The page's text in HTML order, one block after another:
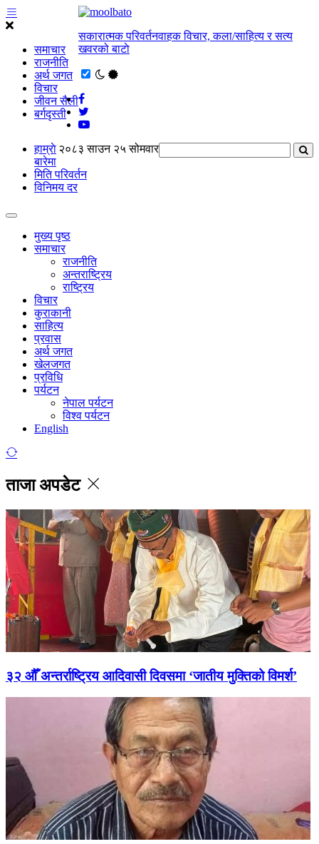
समाचार
राजनीति
अर्थ जगत
विचार
जीवन सैली
बर्गदृस्ती
सकारात्मक परिवर्तनवाहक विचार, कला/साहित्य र सत्य
खवरको बाटाे
२०८३ साउन २५ सोमवार
हाम्राे
बारेमा
मिति परिवर्तन
विनिमय दर
मुख्य पृष्ठ
समाचार
राजनीति
अन्तराष्ट्रिय
राष्ट्रिय
विचार
कुराकानी
साहित्य
प्रवास
अर्थ जगत
खेलजगत
प्रविधि
पर्यटन
नेपाल पर्यटन
विश्व पर्यटन
English
ताजा अपडेट
३२ औँ अन्तर्राष्ट्रिय आदिवासी दिवसमा ‘जातीय मुक्तिको विमर्श’